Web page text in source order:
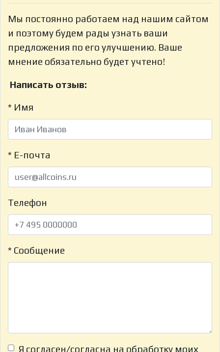
Мы постоянно работаем над нашим сайтом
и поэтому будем рады узнать ваши
предложения по его улучшению. Ваше
мнение обязательно будет учтено!
Написать отзыв:
* Имя
* Е-почта
Телефон
* Сообщение
Я согласен/согласна на обработку моих